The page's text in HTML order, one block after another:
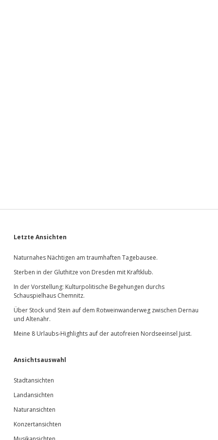
Sidebar
Letzte Ansichten
Naturnahes Nächtigen am traumhaften Tagebausee.
Sterben in der Gluthitze von Dresden mit Kraftklub.
In der Vorstellung: Kulturpolitische Begehungen durchs
Schauspielhaus Chemnitz.
Über Stock und Stein auf dem Rotweinwanderweg zwischen Dernau
und Altenahr.
Meine 8 Urlaubs-Highlights auf der autofreien Nordseeinsel Juist.
Ansichtsauswahl
Stadtansichten
Landansichten
Naturansichten
Konzertansichten